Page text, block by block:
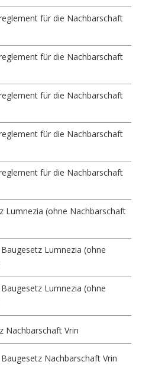
für die Nachbarschaft
für die Nachbarschaft
für die Nachbarschaft
für die Nachbarschaft
für die Nachbarschaft
Lumnezia (ohne Nachbarschaft
Lumnezia (ohne
Lumnezia (ohne
Nachbarschaft Vrin
Nachbarschaft Vrin